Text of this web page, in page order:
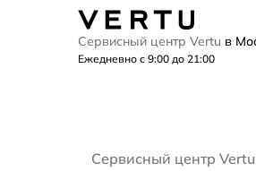
Сервисный центр Vertu в
Ежедневно с 9:00 до 21:00
Сервисный центр Vertu